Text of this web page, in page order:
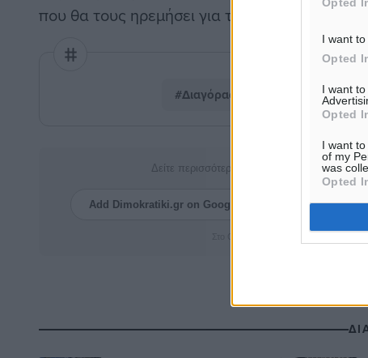
I want
Opted
I want
Opted
I want
of my
was
Opted
που θα τους ηρεμήσει για τα καλά.
#Διαγόρας #Ποσειδώνας
Δείτε περισσότερα άρθρα μας στα
Add Dimokratiki.gr on Google ↗